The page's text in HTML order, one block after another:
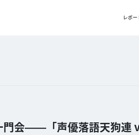
レポー
門会――「声優落語天狗連